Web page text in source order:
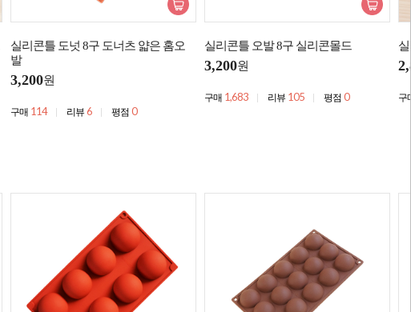
실리콘틀 도넛 8구 도너츠 얇은 홈오
발
3,200원
구매 114 리뷰 6 평점 0
실리콘틀 오발 8구 실리콘몰드
3,200원
구매 1,683 리뷰 105 평점 0 구